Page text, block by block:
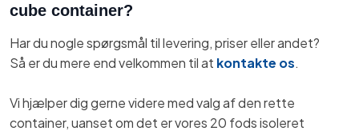
cube container?
Har du nogle spørgsmål til levering, priser eller andet?
Så er du mere end velkommen til at kontakte os.
Vi hjælper dig gerne videre med valg af den rette
container, uanset om det er vores 20 fods isoleret